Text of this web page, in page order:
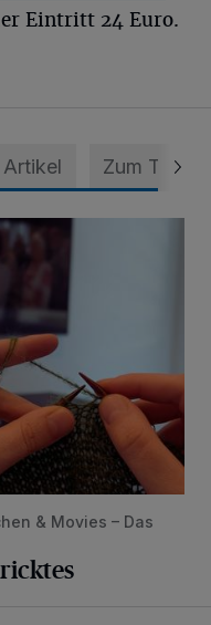
Eintritt 24 Euro.
Zum Thema
& Movies – Das